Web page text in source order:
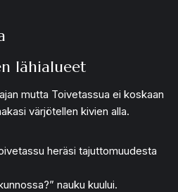
lähialueet
mutta Toivetassua ei koskaan
värjötellen kivien alla.
heräsi tajuttomuudesta
nauku kuului.